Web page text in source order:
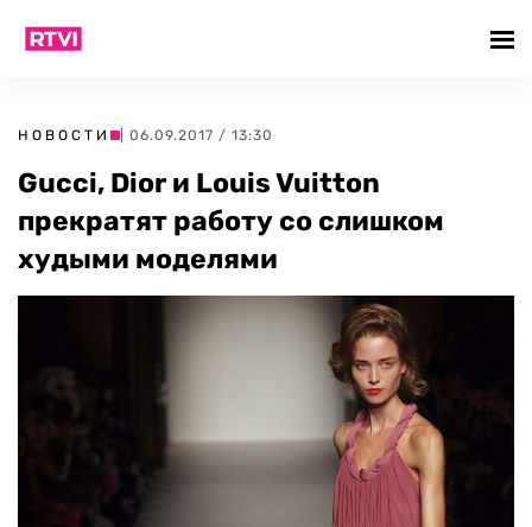
НОВОСТИ | 06.09.2017 / 13:30
Gucci, Dior и Louis Vuitton
прекратят работу со слишком
худыми моделями